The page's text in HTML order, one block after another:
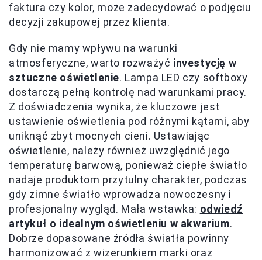
faktura czy kolor, może zadecydować o podjęciu
decyzji zakupowej przez klienta.
Gdy nie mamy wpływu na warunki
atmosferyczne, warto rozważyć investycję w
sztuczne oświetlenie. Lampa LED czy softboxy
dostarczą pełną kontrolę nad warunkami pracy.
Z doświadczenia wynika, że kluczowe jest
ustawienie oświetlenia pod różnymi kątami, aby
uniknąć zbyt mocnych cieni. Ustawiając
oświetlenie, należy również uwzględnić jego
temperaturę barwową, ponieważ ciepłe światło
nadaje produktom przytulny charakter, podczas
gdy zimne światło wprowadza nowoczesny i
profesjonalny wygląd. Mała wstawka: odwiedź
artykuł o idealnym oświetleniu w akwarium.
Dobrze dopasowane źródła światła powinny
harmonizować z wizerunkiem marki oraz